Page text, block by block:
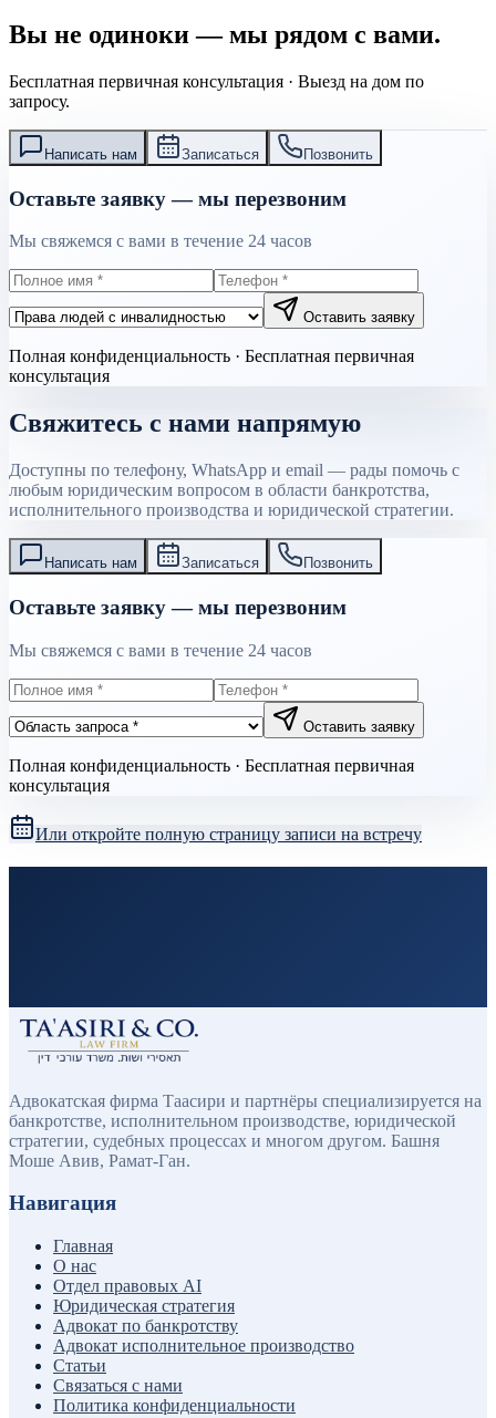
Вы не одиноки — мы рядом с вами.
Бесплатная первичная консультация · Выезд на дом по
запросу.
Написать нам Записаться Позвонить
Оставьте заявку — мы перезвоним
Мы свяжемся с вами в течение 24 часов
Оставить заявку
Полная конфиденциальность · Бесплатная первичная
консультация
Свяжитесь с нами напрямую
Доступны по телефону, WhatsApp и email — рады помочь с
любым юридическим вопросом в области банкротства,
исполнительного производства и юридической стратегии.
Написать нам Записаться Позвонить
Оставьте заявку — мы перезвоним
Мы свяжемся с вами в течение 24 часов
Оставить заявку
Полная конфиденциальность · Бесплатная первичная
консультация
Или откройте полную страницу записи на встречу
Адвокатская фирма Таасири и партнёры специализируется на
банкротстве, исполнительном производстве, юридической
стратегии, судебных процессах и многом другом. Башня
Моше Авив, Рамат-Ган.
Навигация
Главная
О нас
Отдел правовых AI
Юридическая стратегия
Адвокат по банкротству
Адвокат исполнительное производство
Статьи
Связаться с нами
Политика конфиденциальности